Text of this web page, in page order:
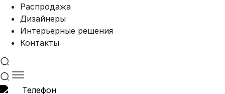
Распродажа
Дизайнеры
Интерьерные решения
Контакты